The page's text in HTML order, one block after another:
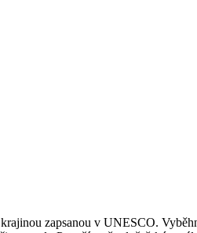
zapsanou v UNESCO.